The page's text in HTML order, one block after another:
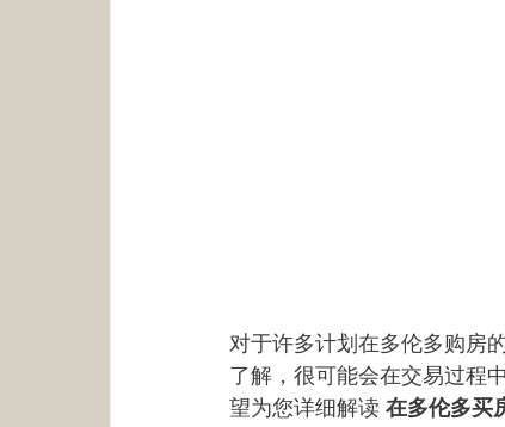
对于许多计划在多伦多购房
了解，很可能会在交易过程
望为您详细解读 在多伦多买